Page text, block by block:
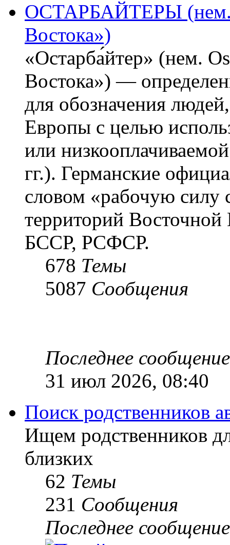
ОСТАРБАЙТЕРЫ (нем.
Востока»)
«Остарба́йтер» (нем.
Востока») —
для обозначения
Европы с целью
или
гг.). Германские
словом «рабочую силу
территорий
БССР, РСФСР.
678 Темы
5087 Сообщения
Последнее сообщение
31 июл 2026, 08:40
Поиск родственников
Ищем родственников
близких
62 Темы
231 Сообщения
Последнее сообщение